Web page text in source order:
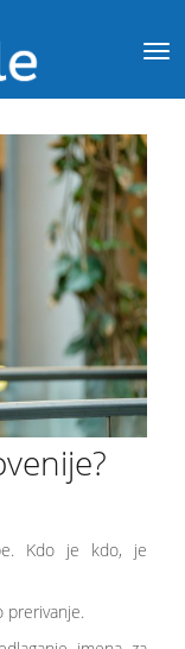
Kdo je kdo, je
prerivanje.